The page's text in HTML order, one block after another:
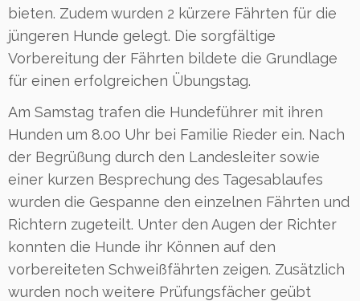
bieten. Zudem wurden 2 kürzere Fährten für die
jüngeren Hunde gelegt. Die sorgfältige
Vorbereitung der Fährten bildete die Grundlage
für einen erfolgreichen Übungstag.
Am Samstag trafen die Hundeführer mit ihren
Hunden um 8.00 Uhr bei Familie Rieder ein. Nach
der Begrüßung durch den Landesleiter sowie
einer kurzen Besprechung des Tagesablaufes
wurden die Gespanne den einzelnen Fährten und
Richtern zugeteilt. Unter den Augen der Richter
konnten die Hunde ihr Können auf den
vorbereiteten Schweißfährten zeigen. Zusätzlich
wurden noch weitere Prüfungsfächer geübt